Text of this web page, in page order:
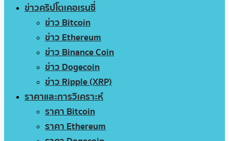
ข่าวคริปโตเคอเรนซี่
ข่าว Bitcoin
ข่าว Ethereum
ข่าว Binance Coin
ข่าว Dogecoin
ข่าว Ripple (XRP)
ราคาและการวิเคราะห์
ราคา Bitcoin
ราคา Ethereum